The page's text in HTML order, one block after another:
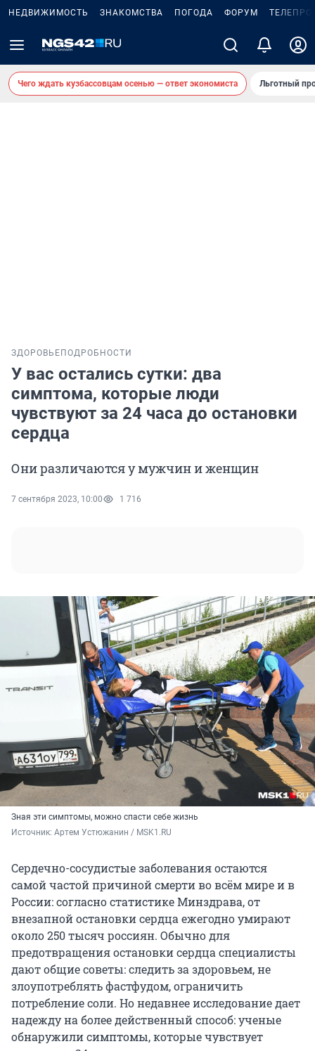
НЕДВИЖИМОСТЬ ЗНАКОМСТВА ПОГОДА ФОРУМ
Чего ждать кузбассовцам осенью — ответ экономиста Льготный
ЗДОРОВЬЕ ПОДРОБНОСТИ
У вас остались сутки: два
симптома, которые люди
чувствуют за 24 часа до остановки
сердца
Они различаются у мужчин и женщин
7 сентября 2023, 10:00 1 716
Зная эти симптомы, можно спасти себе жизнь
Источник: Артем Устюжанин / MSK1.RU
Сердечно-сосудистые заболевания остаются
самой частой причиной смерти во всём мире и в
России: согласно статистике Минздрава, от
внезапной остановки сердца ежегодно умирают
около 250 тысяч россиян. Обычно для
предотвращения остановки сердца специалисты
дают общие советы: следить за здоровьем, не
злоупотреблять фастфудом, ограничить
потребление соли. Но недавнее исследование дает
надежду на более действенный способ: ученые
обнаружили симптомы, которые чувствует